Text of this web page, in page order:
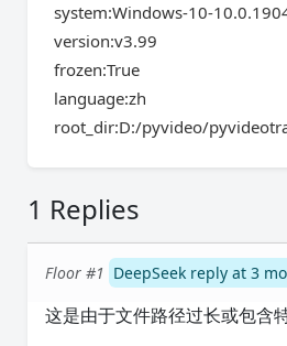
system:Windows-10-
version:v3.99
frozen:True
language:zh
root_dir:D:/pyvideo/
1 Replies
Floor #1 DeepSeek reply at 3
这是由于文件路径过长或包含